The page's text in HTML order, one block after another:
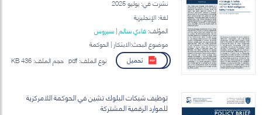
نشرت في: يوليو 2025
لغة: الإنجليزية
المؤلف: فادي سالم| سيروس
موضوع البحث:الابتكار | الحوكمة
تحميل
نوع الملف: حجم الملف:
توظيف شبكات البلوك تشين في الحوكمة اللامركزية
للموارد الرقمية المشتركة